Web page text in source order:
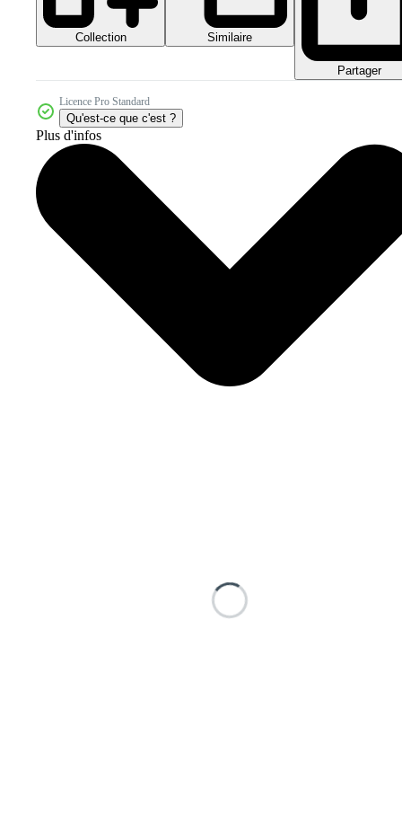
Collection Similaire
Partager
Licence Pro Standard
Qu'est-ce que c'est ?
Plus d'infos